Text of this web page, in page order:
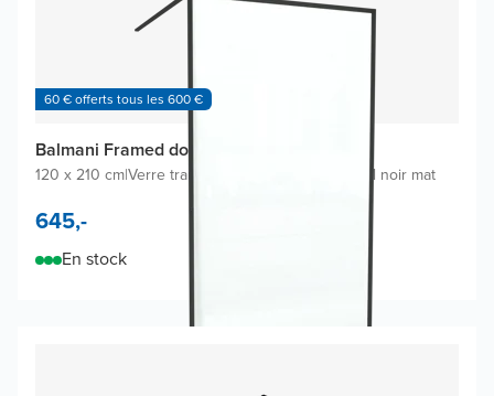
60 € offerts tous les 600 €
Balmani Framed douche à l'italienne
120 x 210 cm|Verre transparent avec coating Profil noir mat
645,-
En stock